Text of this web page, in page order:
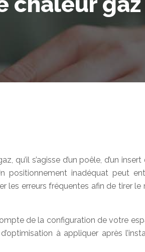
s’agisse d’un poêle, d’un
inadéquat peut
les erreurs fréquentes afin de tirer
de la configuration de votre
à appliquer après